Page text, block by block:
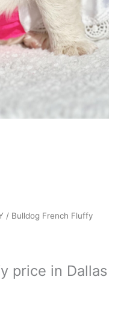
/ Bulldog French Fluffy
price in Dallas